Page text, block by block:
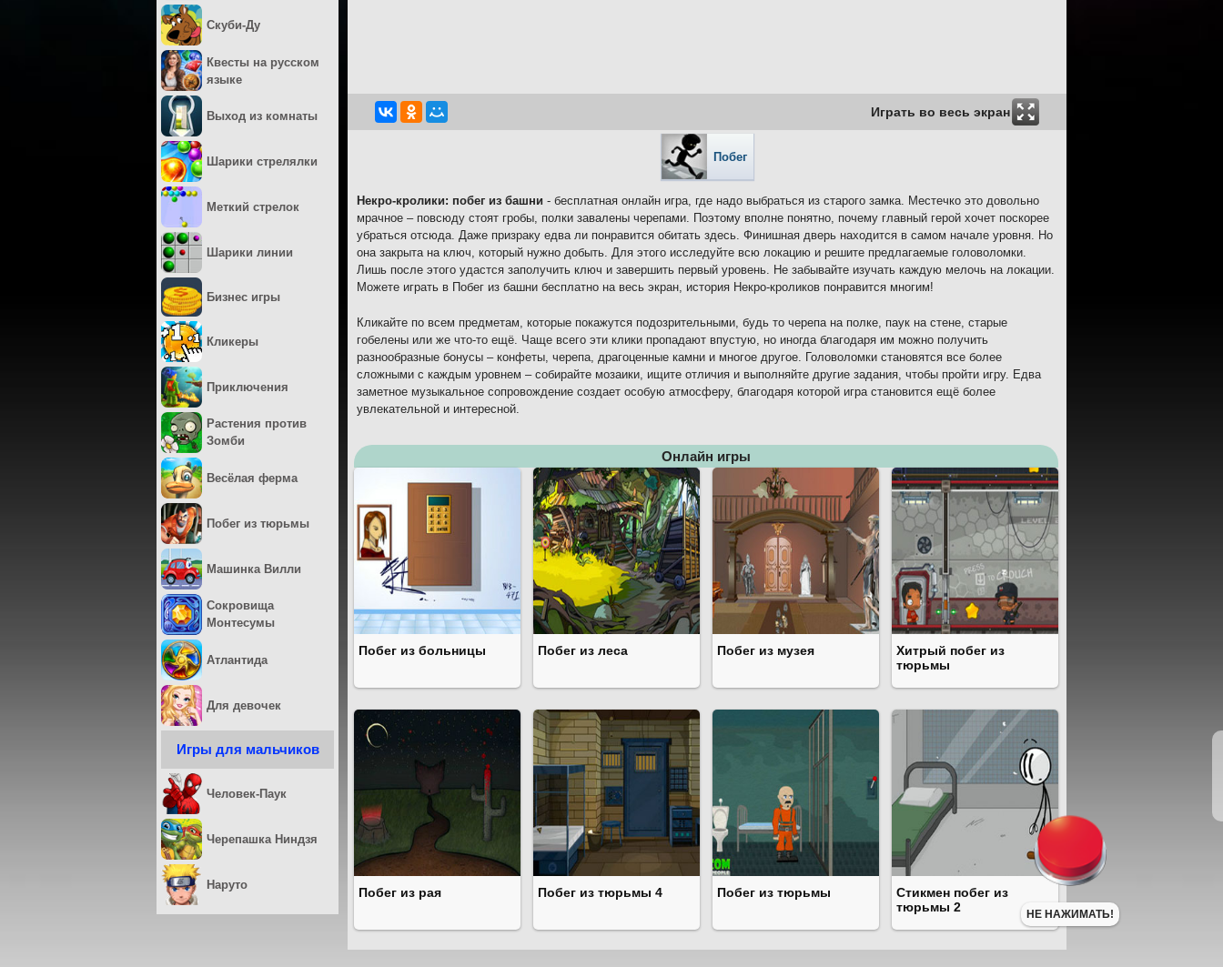
Играть во весь экран
Побег
Некро-кролики: побег из башни - бесплатная онлайн игра, где надо выбраться из старого замка. Местечко это довольно
мрачное – повсюду стоят гробы, полки завалены черепами. Поэтому вполне понятно, почему главный герой хочет поскорее
убраться отсюда. Даже призраку едва ли понравится обитать здесь. Финишная дверь находится в самом начале уровня. Но
она закрыта на ключ, который нужно добыть. Для этого исследуйте всю локацию и решите предлагаемые головоломки.
Лишь после этого удастся заполучить ключ и завершить первый уровень. Не забывайте изучать каждую мелочь на локации.
Можете играть в Побег из башни бесплатно на весь экран, история Некро-кроликов понравится многим!
Кликайте по всем предметам, которые покажутся подозрительными, будь то черепа на полке, паук на стене, старые
гобелены или же что-то ещё. Чаще всего эти клики пропадают впустую, но иногда благодаря им можно получить
разнообразные бонусы – конфеты, черепа, драгоценные камни и многое другое. Головоломки становятся все более
сложными с каждым уровнем – собирайте мозаики, ищите отличия и выполняйте другие задания, чтобы пройти игру. Едва
заметное музыкальное сопровождение создает особую атмосферу, благодаря которой игра становится ещё более
увлекательной и интересной.
Онлайн игры
Побег из больницы Побег из леса Побег из музея
Хитрый побег из
тюрьмы
Побег из рая Побег из тюрьмы 4 Побег из тюрьмы
Стикмен побег из
тюрьмы 2
Скуби-Ду
Квесты на русском
языке
Выход из комнаты
Шарики стрелялки
Меткий стрелок
Шарики линии
Бизнес игры
Кликеры
Приключения
Растения против
Зомби
Весёлая ферма
Побег из тюрьмы
Машинка Вилли
Сокровища
Монтесумы
Атлантида
Для девочек
Игры для мальчиков
Человек-Паук
Черепашка Ниндзя
Наруто
НЕ НАЖИМАТЬ!